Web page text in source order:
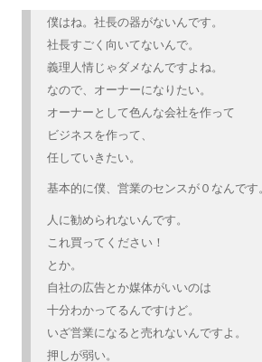
僕はね。社長の器がないんです。
社長すごく向いてないんで。
義理人情じゃダメなんですよね。
なので、オーナーになりたい。
オーナーとして色んな会社を作って
ビジネスを作って、
任していきたい。
基本的に僕、営業のセンスが０なんです。
人に勧められないんです。
これ買ってください！
とか。
自社の広告とか媒体がいいのは
十分わかってるんですけど。
いざ営業になると売れないんですよ。
押しが弱い。